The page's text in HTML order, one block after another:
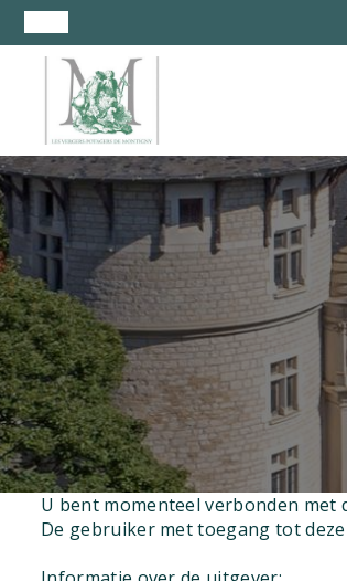
U bent momenteel verbonden met
De gebruiker met toegang tot